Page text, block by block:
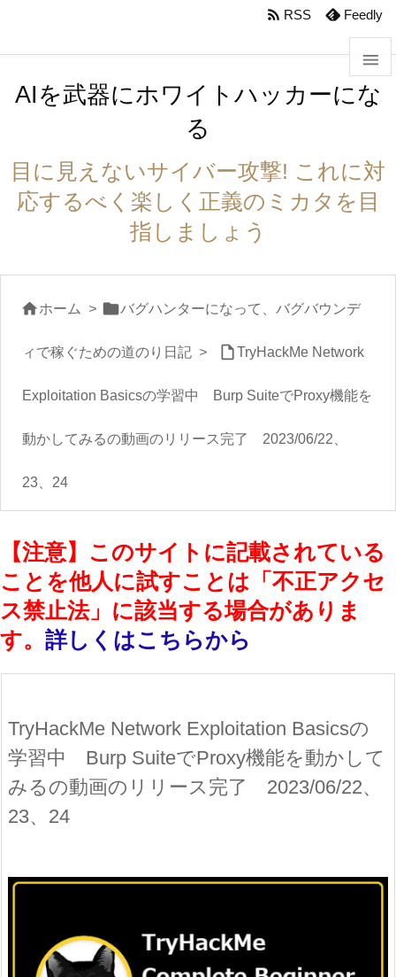



サイ


検索
 RSS Feedly
AIを武器にホワイトハッカーにな
る
目に見えないサイバー攻撃! これに対
応するべく楽しく正義のミカタを目
指しましょう
ホーム > バグハンターになって、バグバウンデ
ィで稼ぐための道のり日記 > TryHackMe Network
Exploitation Basicsの学習中 Burp SuiteでProxy機能を
動かしてみるの動画のリリース完了 2023/06/22、
23、24
【注意】このサイトに記載されている
ことを他人に試すことは「不正アクセ
ス禁止法」に該当する場合がありま
す。 詳しくはこちらから
TryHackMe Network Exploitation Basicsの
学習中 Burp SuiteでProxy機能を動かして
みるの動画のリリース完了 2023/06/22、
23、24